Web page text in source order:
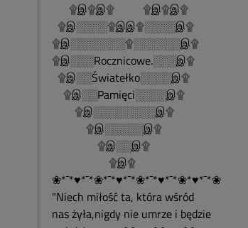
۩இ۩இ۩ ۩இ۩இ۩
۩இ░░░░۩இஇ۩░░░░இ۩
۩இ░░░░░░░۩░░░░░░இ۩
۩இ░░░Rocznicowe.░░░இ۩
۩இ░░Światełko░░░░இ۩
۩இ░░Pamięci░░░░இ۩
۩இ░░░░░░░░இ۩
۩இ░░░░░இ۩
۩இ░░இ۩
۩இ۩
❀*¯*♥*¯*❀*¯*♥*¯*❀*¯*♥*¯*❀*♥*¯*❀
"Niech miłość ta, która wśród
nas żyła,nigdy nie umrze i będzie